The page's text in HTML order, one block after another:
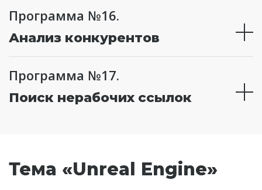
Программа №16.
Анализ конкурентов
Программа №17.
Поиск нерабочих ссылок
Тема «Unreal Engine»